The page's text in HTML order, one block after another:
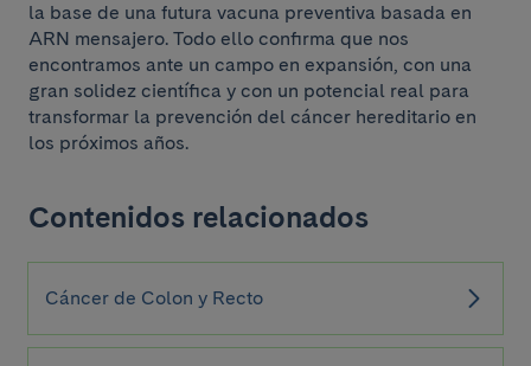
la base de una futura vacuna preventiva basada en
ARN mensajero. Todo ello confirma que nos
encontramos ante un campo en expansión, con una
gran solidez científica y con un potencial real para
transformar la prevención del cáncer hereditario en
los próximos años.
Contenidos relacionados
Cáncer de Colon y Recto